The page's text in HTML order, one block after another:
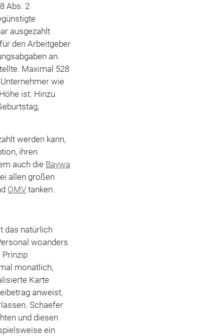
Abs. 2
ausgezahlt
den Arbeitgeber
an.
Maximal 528
wie
ist. Hinzu
werden kann,
ihren
auch die Baywa
allen großen
OMV tanken.
das natürlich
woanders
Prinzip
monatlich,
Karte
anweist,
Schaefer
und diesen
ein